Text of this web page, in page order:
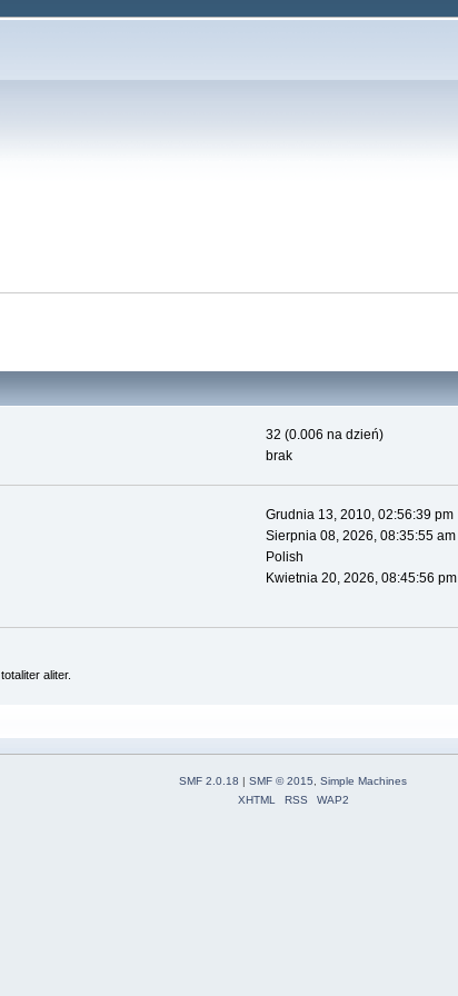
32 (0.006 na dzień)
brak
Grudnia 13, 2010, 02:56:39 pm
Sierpnia 08, 2026, 08:35:55 am
Polish
Kwietnia 20, 2026, 08:45:56 pm
aliter.
SMF 2.0.18 | SMF © 2015
Simple Machines
XHTML
RSS WAP2